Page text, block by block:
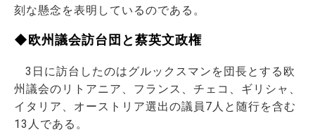
刻な懸念を表明しているのである。
◆欧州議会訪台団と蔡英文政権
3日に訪台したのはグルックスマンを団長とする欧
州議会のリトアニア、フランス、チェコ、ギリシャ、
イタリア、オーストリア選出の議員7人と随行を含む
13人である。